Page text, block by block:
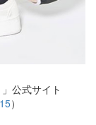
公式サイト
）